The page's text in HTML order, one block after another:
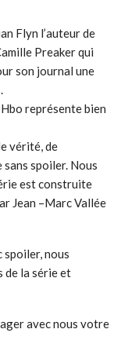
Flyn l’auteur de
Preaker qui
son journal une
représente bien
vérité, de
spoiler. Nous
est construite
Jean –Marc Vallée
spoiler, nous
de la série et
avec nous votre